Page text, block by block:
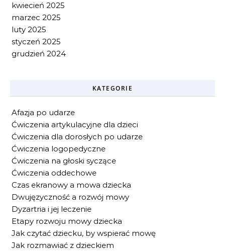
kwiecień 2025
marzec 2025
luty 2025
styczeń 2025
grudzień 2024
KATEGORIE
Afazja po udarze
Ćwiczenia artykulacyjne dla dzieci
Ćwiczenia dla dorosłych po udarze
Ćwiczenia logopedyczne
Ćwiczenia na głoski syczące
Ćwiczenia oddechowe
Czas ekranowy a mowa dziecka
Dwujęzyczność a rozwój mowy
Dyzartria i jej leczenie
Etapy rozwoju mowy dziecka
Jak czytać dziecku, by wspierać mowę
Jak rozmawiać z dzieckiem